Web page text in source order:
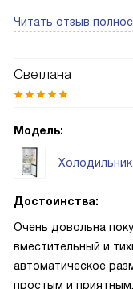
Читать отзыв
Светлана
Модель:
Достоинства:
Очень довольна
вместительный и
автоматическое
простым и